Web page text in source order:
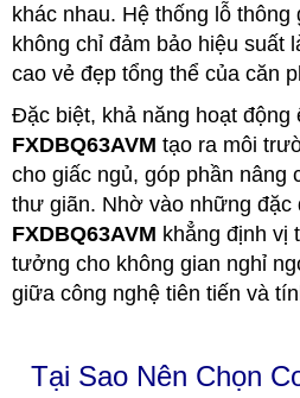
khác nhau. Hệ thống lỗ
không chỉ đảm bảo hiệu suất
cao vẻ đẹp tổng thể của căn
Đặc biệt, khả năng hoạt động
FXDBQ63AVM tạo ra môi
cho giấc ngủ, góp phần nâng
thư giãn. Nhờ vào những đặc
FXDBQ63AVM khẳng định vị
tưởng cho không gian nghỉ
giữa công nghệ tiên tiến và
Tại Sao Nên Chọn